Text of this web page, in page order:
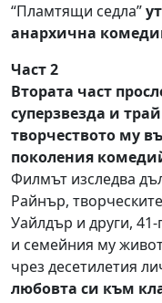
“Пламтящи седла”
анархична
Част 2
Втората част
суперзвезда и
творчеството му
поколения
Филмът изследва
Райнър,
Уайлдър и други,
и семейния му
чрез десетилетия
любовта си към